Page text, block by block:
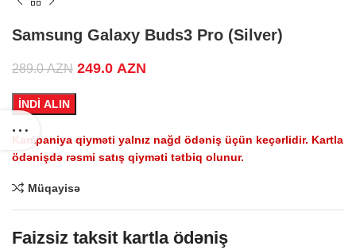
Samsung Galaxy Buds3 Pro (Silver)
289.0AZN Original price was: 289.0 AZN.
249.0 AZN
İNDİ ALIN
Kampaniya qiyməti yalnız nağd ödəniş üçün keçərlidir. Kartla
ödənişdə rəsmi satış qiyməti tətbiq olunur.
Müqayisə
Faizsiz taksit kartla ödəniş